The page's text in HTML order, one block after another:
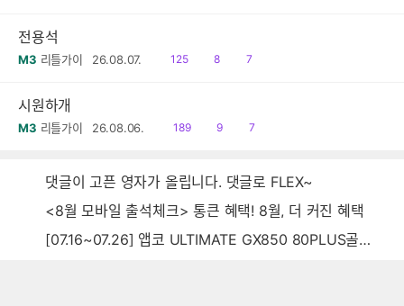
전용석
M3 리틀가이 26.08.07.
읽
125
공
8
댓
7
시원하개
M3 리틀가이 26.08.06.
읽
189
공
9
댓
7
댓글이 고픈 영자가 올립니다. 댓글로 FLEX~
<8월 모바일 출석체크> 통큰 혜택! 8월, 더 커진 혜택
[07.16~07.26] 앱코 ULTIMATE GX850 80PLUS골드 풀모듈러 ATX3.0 블랙